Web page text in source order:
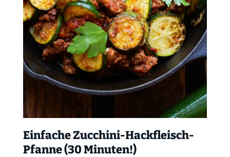
Einfache Zucchini-Hackfleisch-
Pfanne (30 Minuten!)